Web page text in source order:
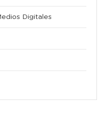
Digitales